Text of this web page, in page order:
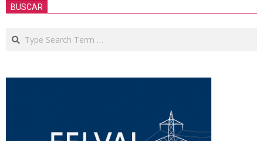
BUSCAR
Search